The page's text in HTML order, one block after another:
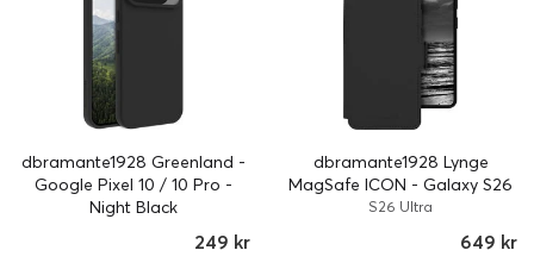
dbramante1928 Greenland -
Google Pixel 10 / 10 Pro -
Night Black
249 kr
dbramante1928 Lynge
MagSafe ICON - Galaxy S26
Ultra - Midnight
S26 Ultra
649 kr